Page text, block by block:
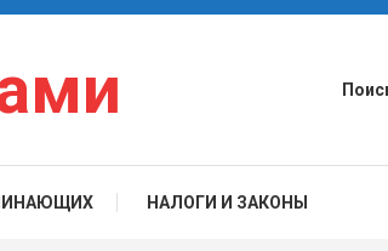
НАЛОГИ И ЗАКОНЫ